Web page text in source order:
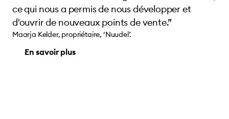
ce qui nous a permis de nous développer et
d'ouvrir de nouveaux points de vente.”
Maarja Kelder, propriétaire, ‘Nuudel’.
En savoir plus